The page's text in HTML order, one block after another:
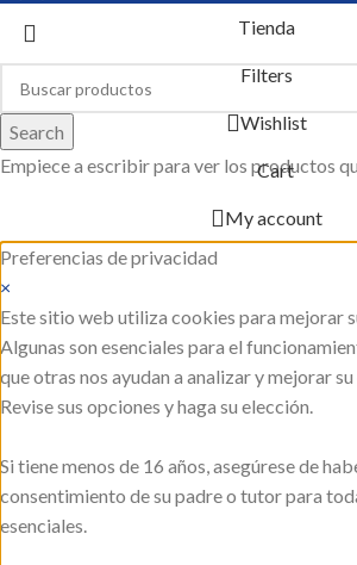
Search
Empiece a escribir para ver los productos
Tienda
Filters
Wishlist
Cart
My account
Preferencias de privacidad
×
Este sitio web utiliza cookies para mejorar
Algunas son esenciales para el
que otras nos ayudan a analizar y mejorar
Revise sus opciones y haga su elección.
Si tiene menos de 16 años, asegúrese de
consentimiento de su padre o tutor para
esenciales.